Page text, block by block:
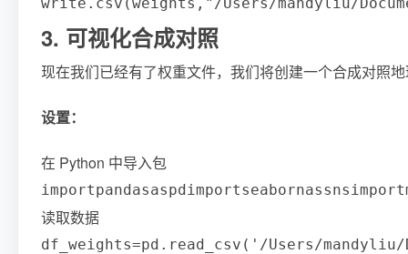
3. 可视化合成对照
现在我们已经有了权重文件，我们将创建一个合成对
设置：
在 Python 中导入包
importpandasaspdimportseabornassnsimport
读取数据
df_weights=pd . read_csv ( '/Users/